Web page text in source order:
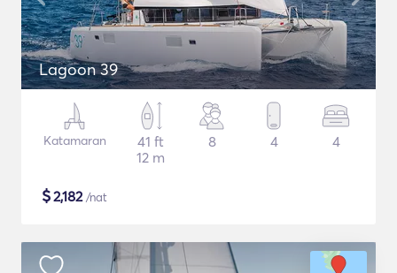
Lagoon 39
Katamaran
41 ft
12 m
8 4 4
$2,182/nat